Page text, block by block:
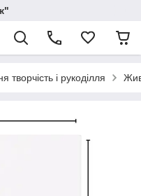
творчість і рукоділля